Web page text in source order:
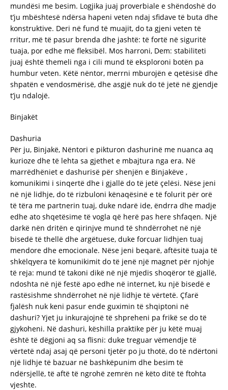
mundësi me besim. Logjika juaj proverbiale e shëndoshë do
t’ju mbështesë ndërsa hapeni veten ndaj sfidave të buta dhe
konstruktive. Deri në fund të muajit, do ta gjeni veten të
rritur, më të pasur brenda dhe jashtë: të fortë në siguritë
tuaja, por edhe më fleksibël. Mos harroni, Dem: stabiliteti
juaj është themeli nga i cili mund të eksploroni botën pa
humbur veten. Këtë nëntor, merrni mburojën e qetësisë dhe
shpatën e vendosmërisë, dhe asgjë nuk do të jetë në gjendje
t’ju ndalojë.
Binjakët
Dashuria
Për ju, Binjakë, Nëntori e pikturon dashurinë me nuanca aq
kurioze dhe të lehta sa gjethet e mbajtura nga era. Në
marrëdhëniet e dashurisë për shenjën e Binjakëve ,
komunikimi i sinqertë dhe i gjallë do të jetë çelësi. Nëse jeni
në një lidhje, do të rizbuloni kënaqësinë e të folurit për orë
të tëra me partnerin tuaj, duke ndarë ide, ëndrra dhe madje
edhe ato shqetësime të vogla që herë pas here shfaqen. Një
darkë nën dritën e qirinjve mund të shndërrohet në një
bisedë të thellë dhe argëtuese, duke forcuar lidhjen tuaj
mendore dhe emocionale. Nëse jeni beqarë, aftësitë tuaja të
shkëlqyera të komunikimit do të jenë një magnet për njohje
të reja: mund të takoni dikë në një mjedis shoqëror të gjallë,
ndoshta në një festë apo edhe në internet, ku një bisedë e
rastësishme shndërrohet në një lidhje të vërtetë. Çfarë
fjalësh nuk keni pasur ende guximin të shqiptoni në
dashuri? Yjet ju inkurajojnë të shpreheni pa frikë se do të
gjykoheni. Në dashuri, këshilla praktike për ju këtë muaj
është të dëgjoni aq sa flisni: duke treguar vëmendje të
vërtetë ndaj asaj që personi tjetër po ju thotë, do të ndërtoni
një lidhje të bazuar në bashkëpunim dhe besim të
ndërsjellë, të aftë të ngrohë zemrën në këto ditë të ftohta
vjeshte.